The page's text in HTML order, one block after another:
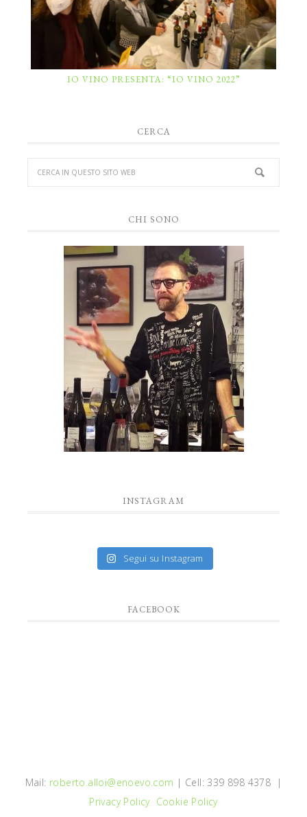
IO VINO PRESENTA: “IO VINO 2022”
CERCA
CHI SONO
INSTAGRAM
Segui su Instagram
FACEBOOK
Mail: roberto.alloi@enoevo.com | Cell: 339 898 4378 |
Privacy Policy Cookie Policy